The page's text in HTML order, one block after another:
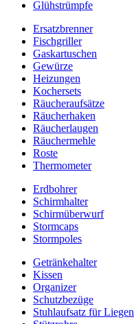
Glühstrümpfe
Ersatzbrenner
Fischgriller
Gaskartuschen
Gewürze
Heizungen
Kochersets
Räucheraufsätze
Räucherhaken
Räucherlaugen
Räuchermehle
Roste
Thermometer
Erdbohrer
Schirmhalter
Schirmüberwurf
Stormcaps
Stormpoles
Getränkehalter
Kissen
Organizer
Schutzbezüge
Stuhlaufsatz für Liegen